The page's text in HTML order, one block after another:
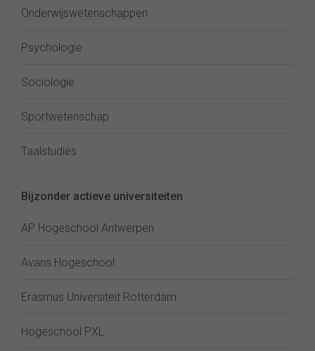
Onderwijswetenschappen
Psychologie
Sociologie
Sportwetenschap
Taalstudies
Bijzonder actieve universiteiten
AP Hogeschool Antwerpen
Avans Hogeschool
Erasmus Universiteit Rotterdam
Hogeschool PXL